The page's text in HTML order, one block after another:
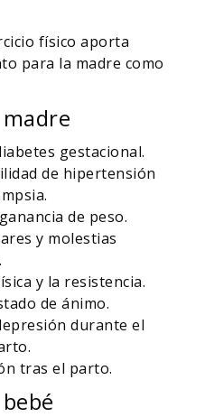
físico aporta
para la madre como
gestacional.
de hipertensión
de peso.
y molestias
y la resistencia.
de ánimo.
durante el
tras el parto.